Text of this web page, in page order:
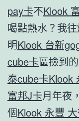
pay卡不Klook
喝點熱水？我
明Klook 台新
cube卡區撿到的
泰cube卡Klook
富邦J卡月年夜
個Klook 永豐